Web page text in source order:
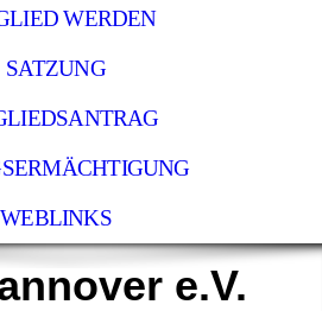
WERDEN
SATZUNG
WEBLINKS
e.V.